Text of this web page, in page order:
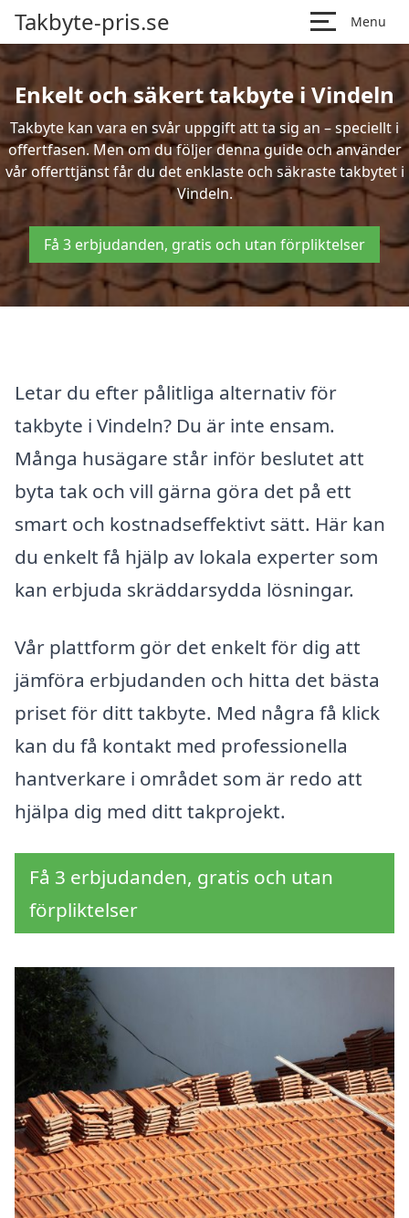
Takbyte-pris.se Menu
Enkelt och säkert takbyte i Vindeln
Takbyte kan vara en svår uppgift att ta sig an – speciellt i
offertfasen. Men om du följer denna guide och använder
vår offerttjänst får du det enklaste och säkraste takbytet i
Vindeln.
Få 3 erbjudanden, gratis och utan förpliktelser
Letar du efter pålitliga alternativ för
takbyte i Vindeln? Du är inte ensam.
Många husägare står inför beslutet att
byta tak och vill gärna göra det på ett
smart och kostnadseffektivt sätt. Här kan
du enkelt få hjälp av lokala experter som
kan erbjuda skräddarsydda lösningar.
Vår plattform gör det enkelt för dig att
jämföra erbjudanden och hitta det bästa
priset för ditt takbyte. Med några få klick
kan du få kontakt med professionella
hantverkare i området som är redo att
hjälpa dig med ditt takprojekt.
Få 3 erbjudanden, gratis och utan
förpliktelser